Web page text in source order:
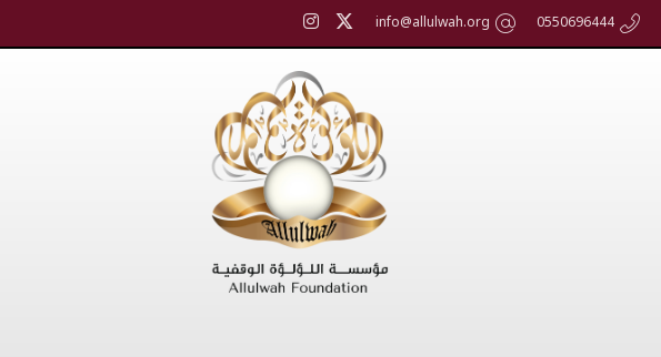
0550696444
info@allulwah.org